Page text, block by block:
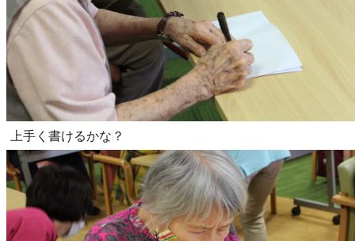
上手く書けるかな？